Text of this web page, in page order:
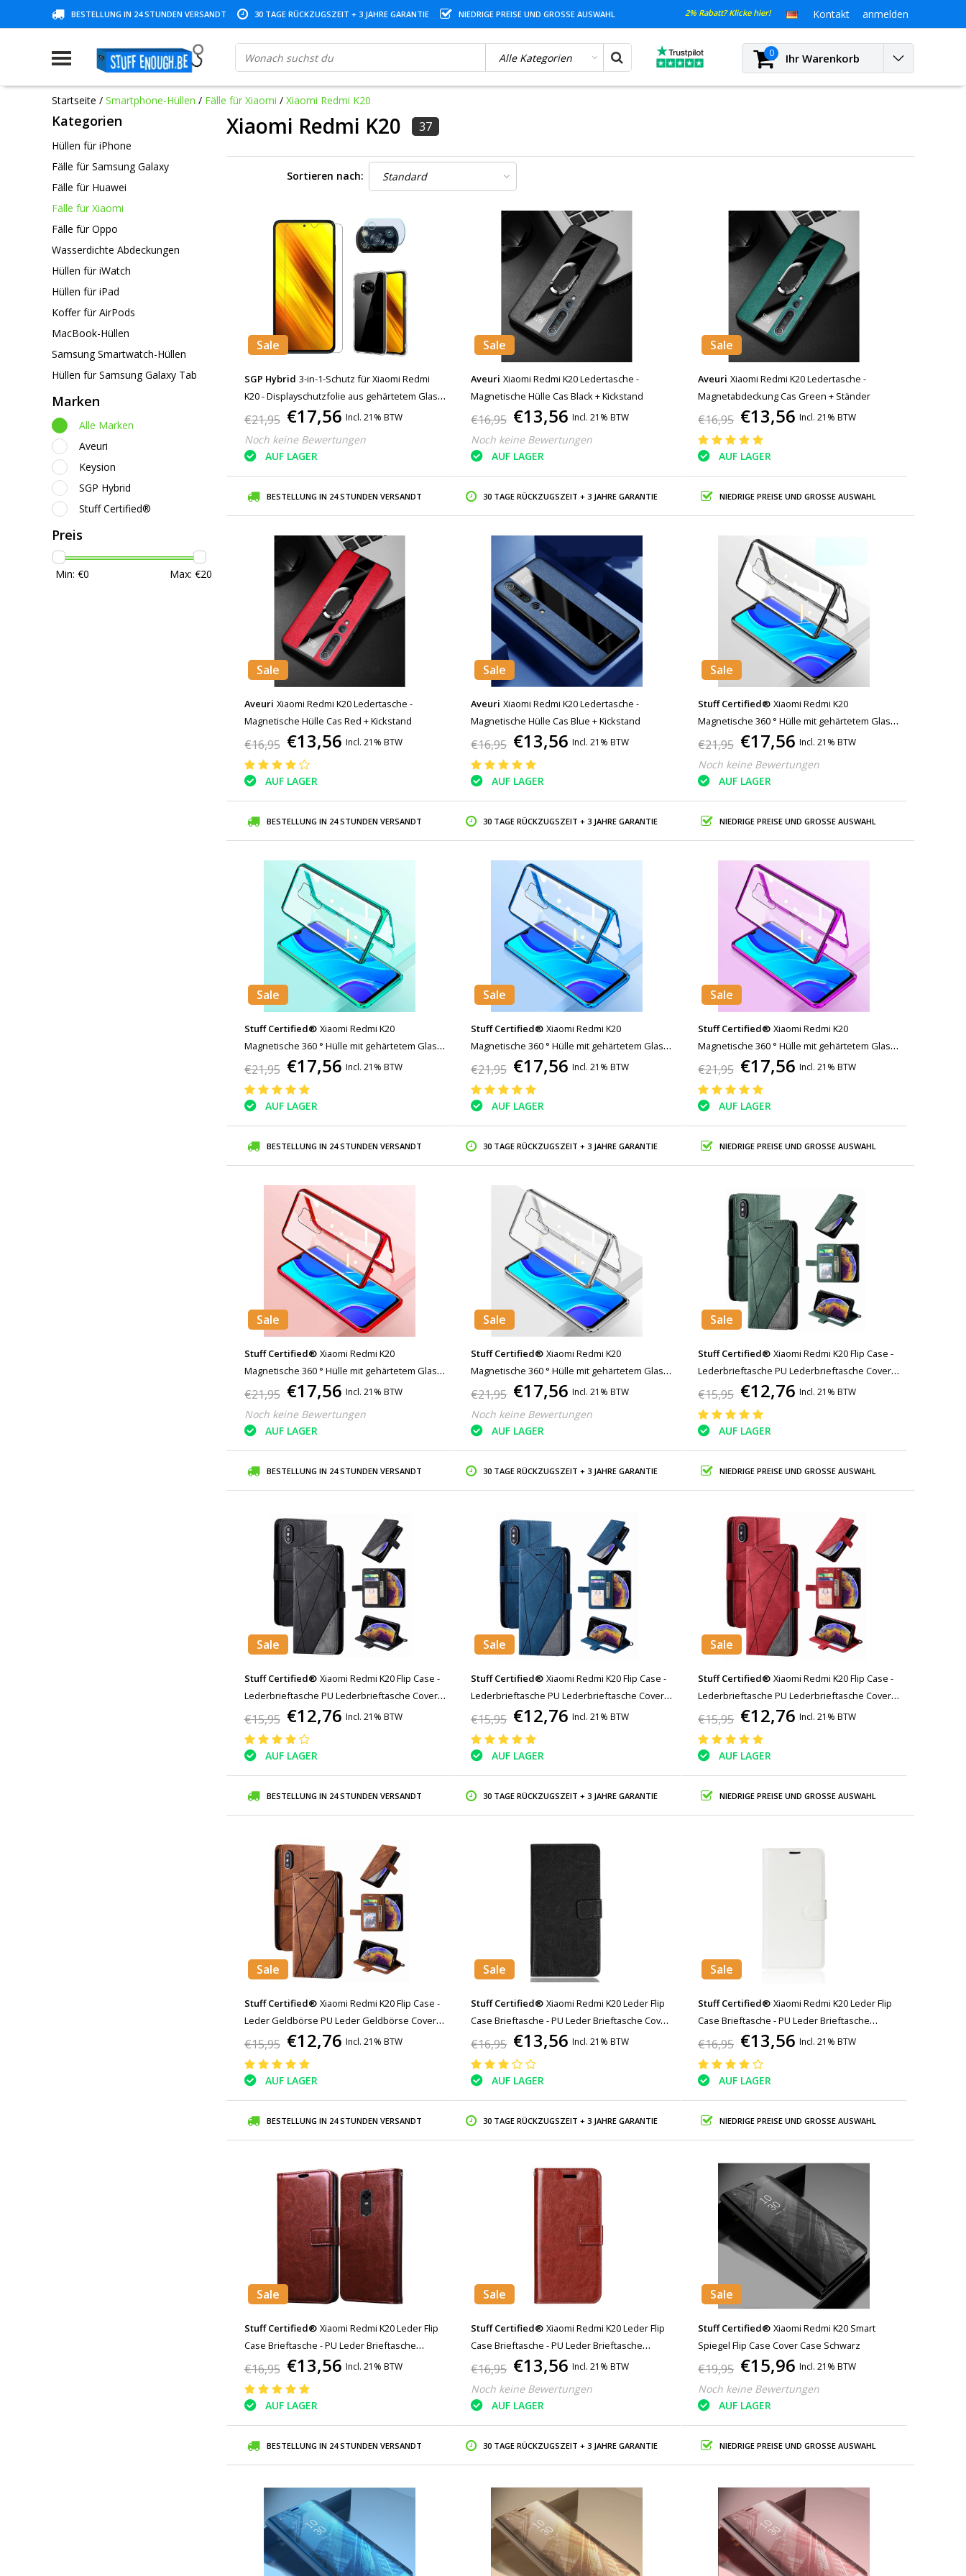
BESTELLUNG IN 24 STUNDEN VERSANDT 30 TAGE RÜCKZUGSZEIT + 3 JAHRE GARANTIE NIEDRIGE PREISE UND GROSSE AUSWAHL 2% Rabatt? Klicke hier! Kontakt anmelden
0 Ihr Warenkorb
Startseite / Smartphone-Hüllen / Fälle für Xiaomi / Xiaomi Redmi K20
Kategorien
Hüllen für iPhone
Fälle für Samsung Galaxy
Fälle für Huawei
Fälle für Xiaomi
Fälle für Oppo
Wasserdichte Abdeckungen
Hüllen für iWatch
Hüllen für iPad
Koffer für AirPods
MacBook-Hüllen
Samsung Smartwatch-Hüllen
Hüllen für Samsung Galaxy Tab
Marken
Alle Marken
Aveuri
Keysion
SGP Hybrid
Stuff Certified®
Preis
Min: €0 Max: €20
Xiaomi Redmi K20 37
Sortieren nach:
Sale
SGP Hybrid 3-in-1-Schutz für Xiaomi Redmi
K20 - Displayschutzfolie aus gehärtetem Glas +
Kameraschutz + Gehäuseabdeckung
€21,95 €17,56 Incl. 21% BTW
Noch keine Bewertungen
AUF LAGER
Sale
Aveuri Xiaomi Redmi K20 Ledertasche -
Magnetische Hülle Cas Black + Kickstand
€16,95 €13,56 Incl. 21% BTW
Noch keine Bewertungen
AUF LAGER
Sale
Aveuri Xiaomi Redmi K20 Ledertasche -
Magnetabdeckung Cas Green + Ständer
€16,95 €13,56 Incl. 21% BTW
AUF LAGER
BESTELLUNG IN 24 STUNDEN VERSANDT 30 TAGE RÜCKZUGSZEIT + 3 JAHRE GARANTIE NIEDRIGE PREISE UND GROSSE AUSWAHL
Sale
Aveuri Xiaomi Redmi K20 Ledertasche -
Magnetische Hülle Cas Red + Kickstand
€16,95 €13,56 Incl. 21% BTW
AUF LAGER
Sale
Aveuri Xiaomi Redmi K20 Ledertasche -
Magnetische Hülle Cas Blue + Kickstand
€16,95 €13,56 Incl. 21% BTW
AUF LAGER
Sale
Stuff Certified® Xiaomi Redmi K20
Magnetische 360 ° Hülle mit gehärtetem Glas -
Ganzkörperhülle + Displayschutzfolie Schwarz
€21,95 €17,56 Incl. 21% BTW
Noch keine Bewertungen
AUF LAGER
BESTELLUNG IN 24 STUNDEN VERSANDT 30 TAGE RÜCKZUGSZEIT + 3 JAHRE GARANTIE NIEDRIGE PREISE UND GROSSE AUSWAHL
Sale
Stuff Certified® Xiaomi Redmi K20
Magnetische 360 ° Hülle mit gehärtetem Glas -
Ganzkörperhülle + Displayschutzgrün
€21,95 €17,56 Incl. 21% BTW
AUF LAGER
Sale
Stuff Certified® Xiaomi Redmi K20
Magnetische 360 ° Hülle mit gehärtetem Glas -
Ganzkörperhülle + Displayschutz Blau
€21,95 €17,56 Incl. 21% BTW
AUF LAGER
Sale
Stuff Certified® Xiaomi Redmi K20
Magnetische 360 ° Hülle mit gehärtetem Glas -
Ganzkörperhülle + Displayschutzfolie Lila
€21,95 €17,56 Incl. 21% BTW
AUF LAGER
BESTELLUNG IN 24 STUNDEN VERSANDT 30 TAGE RÜCKZUGSZEIT + 3 JAHRE GARANTIE NIEDRIGE PREISE UND GROSSE AUSWAHL
Sale
Stuff Certified® Xiaomi Redmi K20
Magnetische 360 ° Hülle mit gehärtetem Glas -
Ganzkörperhülle + Displayschutz Rot
€21,95 €17,56 Incl. 21% BTW
Noch keine Bewertungen
AUF LAGER
Sale
Stuff Certified® Xiaomi Redmi K20
Magnetische 360 ° Hülle mit gehärtetem Glas -
Ganzkörperhülle + Displayschutz Silber
€21,95 €17,56 Incl. 21% BTW
Noch keine Bewertungen
AUF LAGER
Sale
Stuff Certified® Xiaomi Redmi K20 Flip Case -
Lederbrieftasche PU Lederbrieftasche Cover
Cas Case Grün
€15,95 €12,76 Incl. 21% BTW
AUF LAGER
BESTELLUNG IN 24 STUNDEN VERSANDT 30 TAGE RÜCKZUGSZEIT + 3 JAHRE GARANTIE NIEDRIGE PREISE UND GROSSE AUSWAHL
Sale
Stuff Certified® Xiaomi Redmi K20 Flip Case -
Lederbrieftasche PU Lederbrieftasche Cover
Cas Case Schwarz
€15,95 €12,76 Incl. 21% BTW
AUF LAGER
Sale
Stuff Certified® Xiaomi Redmi K20 Flip Case -
Lederbrieftasche PU Lederbrieftasche Cover
Cas Case Blau
€15,95 €12,76 Incl. 21% BTW
AUF LAGER
Sale
Stuff Certified® Xiaomi Redmi K20 Flip Case -
Lederbrieftasche PU Lederbrieftasche Cover
Cas Case Rot
€15,95 €12,76 Incl. 21% BTW
AUF LAGER
BESTELLUNG IN 24 STUNDEN VERSANDT 30 TAGE RÜCKZUGSZEIT + 3 JAHRE GARANTIE NIEDRIGE PREISE UND GROSSE AUSWAHL
Sale
Stuff Certified® Xiaomi Redmi K20 Flip Case -
Leder Geldbörse PU Leder Geldbörse Cover
Cas Case Brown
€15,95 €12,76 Incl. 21% BTW
AUF LAGER
Sale
Stuff Certified® Xiaomi Redmi K20 Leder Flip
Case Brieftasche - PU Leder Brieftasche Cover
Cas Case Schwarz
€16,95 €13,56 Incl. 21% BTW
AUF LAGER
Sale
Stuff Certified® Xiaomi Redmi K20 Leder Flip
Case Brieftasche - PU Leder Brieftasche
Abdeckung Cas Case Weiß
€16,95 €13,56 Incl. 21% BTW
AUF LAGER
BESTELLUNG IN 24 STUNDEN VERSANDT 30 TAGE RÜCKZUGSZEIT + 3 JAHRE GARANTIE NIEDRIGE PREISE UND GROSSE AUSWAHL
Sale
Stuff Certified® Xiaomi Redmi K20 Leder Flip
Case Brieftasche - PU Leder Brieftasche
Abdeckung Cas Case Brown
€16,95 €13,56 Incl. 21% BTW
AUF LAGER
Sale
Stuff Certified® Xiaomi Redmi K20 Leder Flip
Case Brieftasche - PU Leder Brieftasche
Abdeckung Cas Case Rot
€16,95 €13,56 Incl. 21% BTW
Noch keine Bewertungen
AUF LAGER
Sale
Stuff Certified® Xiaomi Redmi K20 Smart
Spiegel Flip Case Cover Case Schwarz
€19,95 €15,96 Incl. 21% BTW
Noch keine Bewertungen
AUF LAGER
BESTELLUNG IN 24 STUNDEN VERSANDT 30 TAGE RÜCKZUGSZEIT + 3 JAHRE GARANTIE NIEDRIGE PREISE UND GROSSE AUSWAHL